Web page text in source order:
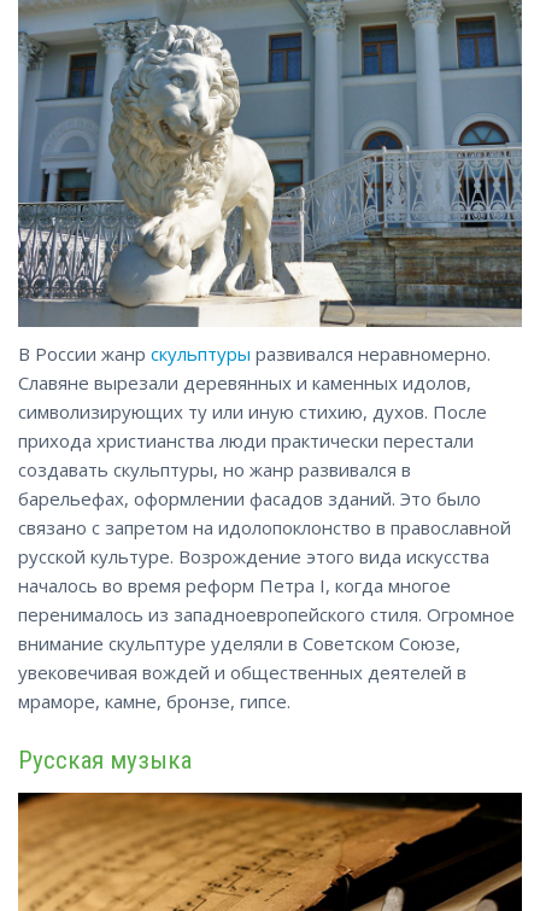
В России жанр скульптуры развивался неравномерно.
Славяне вырезали деревянных и каменных идолов,
символизирующих ту или иную стихию, духов. После
прихода христианства люди практически перестали
создавать скульптуры, но жанр развивался в
барельефах, оформлении фасадов зданий. Это было
связано с запретом на идолопоклонство в православной
русской культуре. Возрождение этого вида искусства
началось во время реформ Петра I, когда многое
перенималось из западноевропейского стиля. Огромное
внимание скульптуре уделяли в Советском Союзе,
увековечивая вождей и общественных деятелей в
мраморе, камне, бронзе, гипсе.
Русская музыка